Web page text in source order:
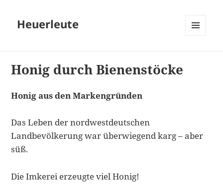
Heuerleute
Honig durch Bienenstöcke
Honig aus den Markengründen
Das Leben der nordwestdeutschen
Landbevölkerung war überwiegend karg – aber
süß.
Die Imkerei erzeugte viel Honig!